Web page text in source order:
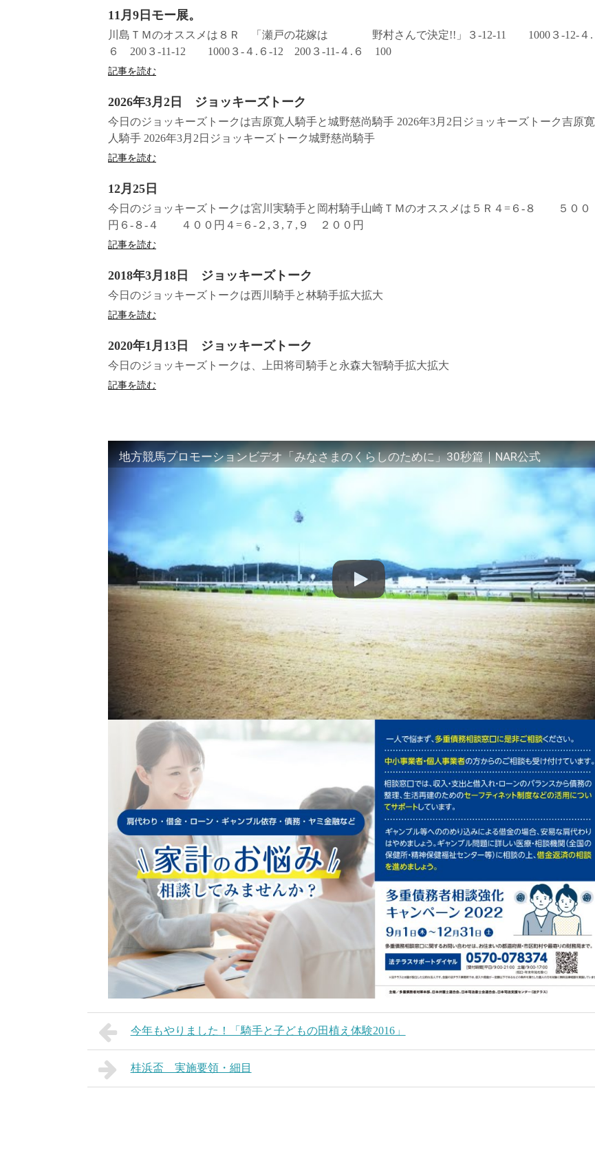
11月9日モー展。
川島ＴＭのオススメは８Ｒ 「瀬戸の花嫁は 野村さんで決定!!」３‐12‐11 1000３‐12‐４.
６ 200３‐11‐12 1000３‐４.６‐12 200３‐11‐４.６ 100
記事を読む
2026年3月2日 ジョッキーズトーク
今日のジョッキーズトークは吉原寛人騎手と城野慈尚騎手 2026年3月2日ジョッキーズトーク吉原寛
人騎手 2026年3月2日ジョッキーズトーク城野慈尚騎手
記事を読む
12月25日
今日のジョッキーズトークは宮川実騎手と岡村騎手山崎ＴＭのオススメは５Ｒ４=６-８ ５００
円６-８-４ ４００円４=６-２,３,７,９ ２００円
記事を読む
2018年3月18日 ジョッキーズトーク
今日のジョッキーズトークは西川騎手と林騎手拡大拡大
記事を読む
2020年1月13日 ジョッキーズトーク
今日のジョッキーズトークは、上田将司騎手と永森大智騎手拡大拡大
記事を読む
地方競馬プロモーションビデオ「みなさまのくらしのために」30秒篇｜NAR公式
今年もやりました！「騎手と子どもの田植え体験2016」
桂浜盃 実施要領・細目